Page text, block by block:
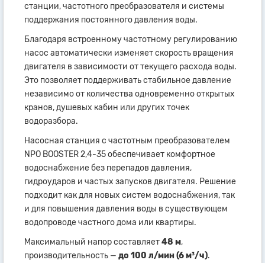
станции, частотного преобразователя и системы
поддержания постоянного давления воды.
Благодаря встроенному частотному регулированию
насос автоматически изменяет скорость вращения
двигателя в зависимости от текущего расхода воды.
Это позволяет поддерживать стабильное давление
независимо от количества одновременно открытых
кранов, душевых кабин или других точек
водоразбора.
Насосная станция с частотным преобразователем
NPO BOOSTER 2,4-35 обеспечивает комфортное
водоснабжение без перепадов давления,
гидроударов и частых запусков двигателя. Решение
подходит как для новых систем водоснабжения, так
и для повышения давления воды в существующем
водопроводе частного дома или квартиры.
Максимальный напор составляет48 м,
производительность — до 100 л/мин (6 м³/ч).